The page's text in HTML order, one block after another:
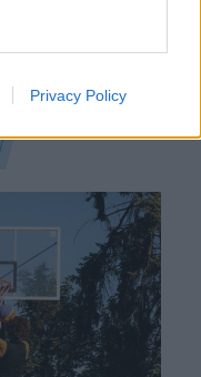
Privacy Policy